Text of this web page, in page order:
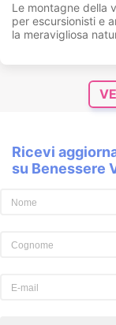
Le montagne della
per escursionisti e
la meravigliosa
Ricevi
su Benessere